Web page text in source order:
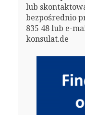
lub
bezpośrednio
835 48 lub e-
konsulat.de